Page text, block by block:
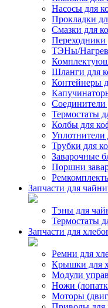
Насосы для
Прокладки
Смазки для
ТЭНы/
Шланги для
Контейнеры
Термостаты
Колбы для
Трубки для
Заварочные
Поршни
Запчасти для
Тэны для
Термостаты
Запчасти для
Ремни для
Крышки для
Модули
Ножи
Моторы